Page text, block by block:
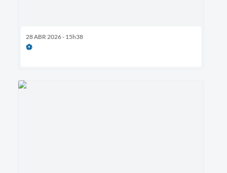
28 ABR 2026 - 15h38
⚽